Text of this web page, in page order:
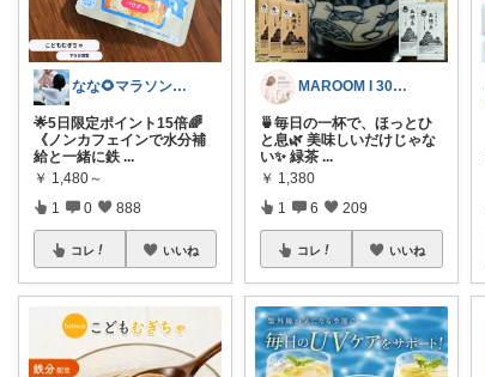
なな🌻マラソンまとめコレ作成中✨️
🌟5日限定ポイント15倍🌈
《ノンカフェインで水分補
給と一緒に鉄 ...
￥ 1,480～
1 0 888
コレ いいね
MAROOM l 30代の愛用品🧡
🍵毎日の一杯で、ほっとひ
と息🌿 美味しいだけじゃな
い✨ 緑茶 ...
￥ 1,380
1 6 209
コレ いいね